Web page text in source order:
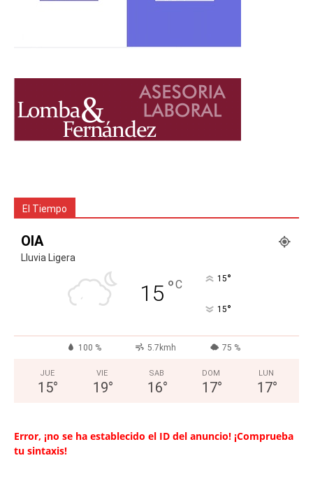
El Tiempo
OIA
Lluvia Ligera
15 °C 15°
15°
100 % 5.7kmh 75 %
JUE
15°
VIE
19°
SAB
16°
DOM
17°
LUN
17°
Error, ¡no se ha establecido el ID del anuncio! ¡Comprueba
tu sintaxis!